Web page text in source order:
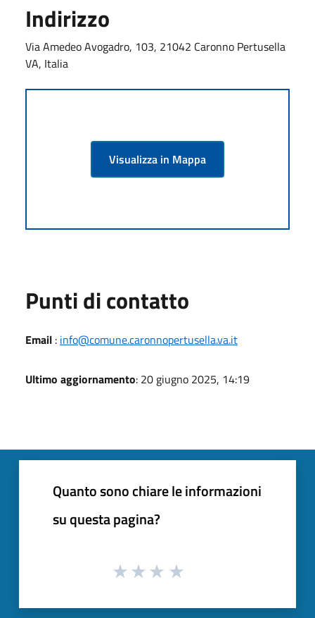
Indirizzo
Via Amedeo Avogadro, 103, 21042 Caronno Pertusella
VA, Italia
Visualizza in Mappa
Punti di contatto
Email : info@comune.caronnopertusella.va.it
Ultimo aggiornamento: 20 giugno 2025, 14:19
Quanto sono chiare le informazioni
su questa pagina?